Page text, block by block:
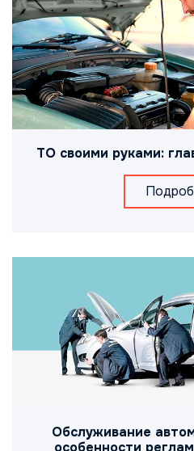
ТО своими руками:
Обслуживание